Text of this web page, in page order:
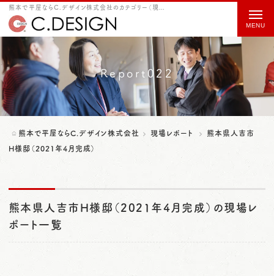
熊本で平屋ならC.デザイン株式会社のカテゴリー（現場レポート） 熊本県人吉市H様邸（2021年4月完成）をご紹介
Report022
熊本で平屋ならC.デザイン株式会社 現場レポート
熊本県人吉市
H様邸（2021年4月完成）
熊本県人吉市H様邸（2021年4月完成）の現場レ
ポート一覧
t
o
g
g
l
e
g
t